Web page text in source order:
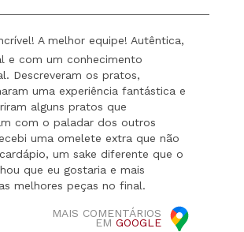
A melhor equipe! Autêntica,
e com um conhecimento
Descreveram os pratos,
uma experiência fantástica e
alguns pratos que
com o paladar dos outros
uma omelete extra que não
um sake diferente que o
que eu gostaria e mais
melhores peças no final.
MAIS COMENTÁRIOS
EM GOOGLE